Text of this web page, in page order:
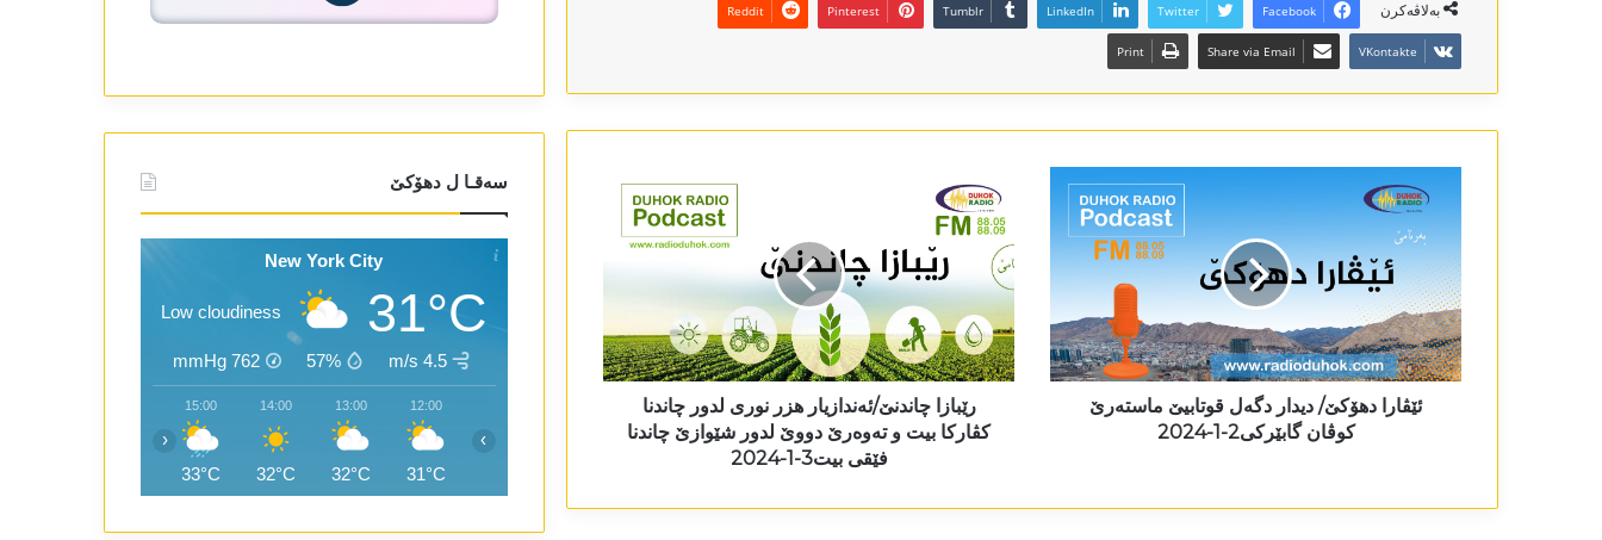
بەلاڤەکرن Facebook
Twitter
LinkedIn
Tumblr
Pinterest
Reddit
VKontakte
Share via Email
Print
ئێڤارا دھۆکێ/ دیدار دگەل قوتابیێ ماستەرێ
کوڤان گابێرکی2-1-2024
رێبازا چاندنێ/ئەندازیار ھزر نوری لدور چاندنا
کڤارکا بیت و تەوەرێ دووێ لدور شێوازێ چاندنا
فێقی بیت3-1-2024
سەقـا ل دھۆکێ
New York City
31°C
Low cloudiness
4.5 m/s
57%
762
mmHg
12:00
31°C
13:00
32°C
14:00
32°C
15:00
33°C
‹ ›